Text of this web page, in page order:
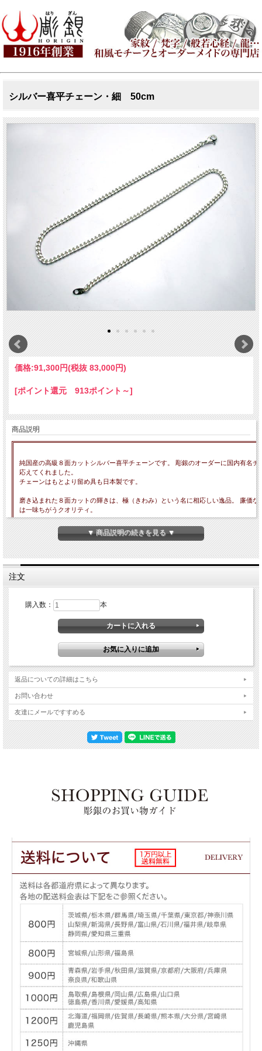
シルバー喜平チェーン・細 50cm
価格:91,300円(税抜 83,000円)
[ポイント還元 913ポイント～]
商品説明
純国産の高級８面カットシルバー喜平チェーンです。 彫銀のオーダーに国内有名チ
応えてくれました。
チェーンはもとより留め具も日本製です。
磨き込まれた８面カットの輝きは、極（きわみ）という名に相応しい逸品。 廉価な
は一味ちがうクオリティ。
左：喜平チェーン・太 右：喜平チェーン・細
シルバー喜平チェーンの太さは2種類ご用意しております。
【左】太…幅：約5.3mm（留め具：フックタイプ） →45cm→50cm
【右】細…幅：約4.1mm（留め具：フックタイプ） →45cm→50cm
銀は空気中で硫化し変色いたします。 また毎日のご使用により汗や脂が付着し、く
注：ペンダントやリングなどチェーン以外の製品には、専用の磨き布をご使用くだ
※この商品はご注文をいただいてから制作を開始する受注生産品です。発送ま
で2～3週間ほどお時間を頂戴いたします。 予め御了承くださいませ。
▼ 商品説明の続きを見る ▼
注文
購入数： 本
返品についての詳細はこちら
お問い合わせ
友達にメールですすめる